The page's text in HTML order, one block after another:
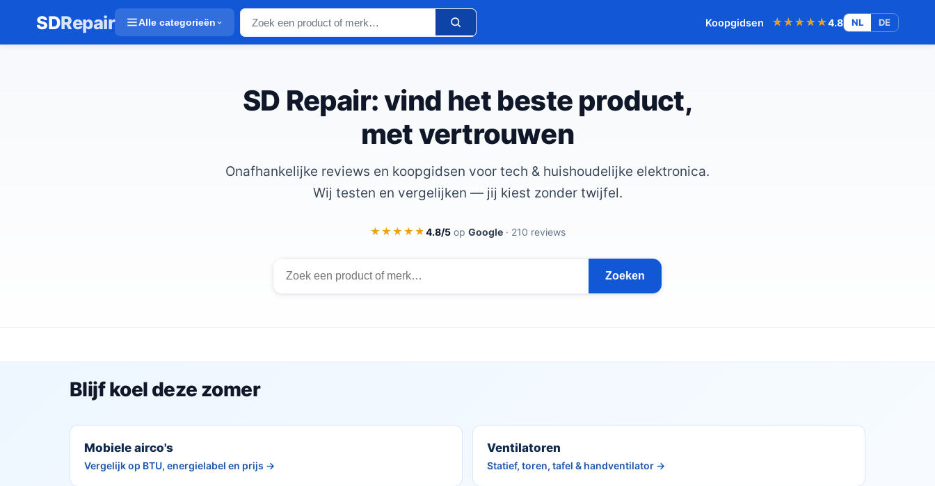
SDRepair Alle categorieën Koopgidsen ★★★★★
★★★★★4.8 NL DE
SD Repair: vind het beste product,
met vertrouwen
Onafhankelijke reviews en koopgidsen voor tech & huishoudelijke elektronica.
Wij testen en vergelijken — jij kiest zonder twijfel.
★★★★★
★★★★★ 4.8/5op Google· 210 reviews
Zoeken
Blijf koel deze zomer
Mobiele airco's
Vergelijk op BTU, energielabel en prijs →
Ventilatoren
Statief, toren, tafel & handventilator →